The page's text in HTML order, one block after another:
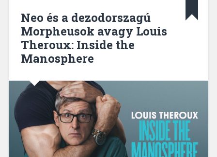
Neo és a dezodorszagú
Morpheusok avagy Louis
Theroux: Inside the
Manosphere